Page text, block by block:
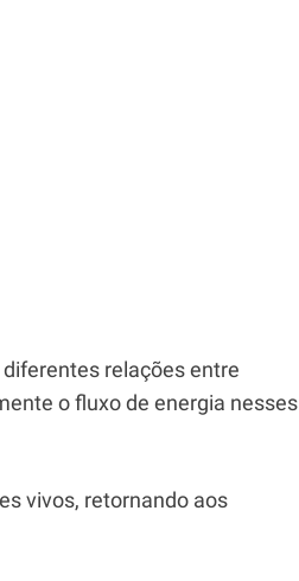
relações entre
o fluxo de energia nesses
vivos, retornando aos